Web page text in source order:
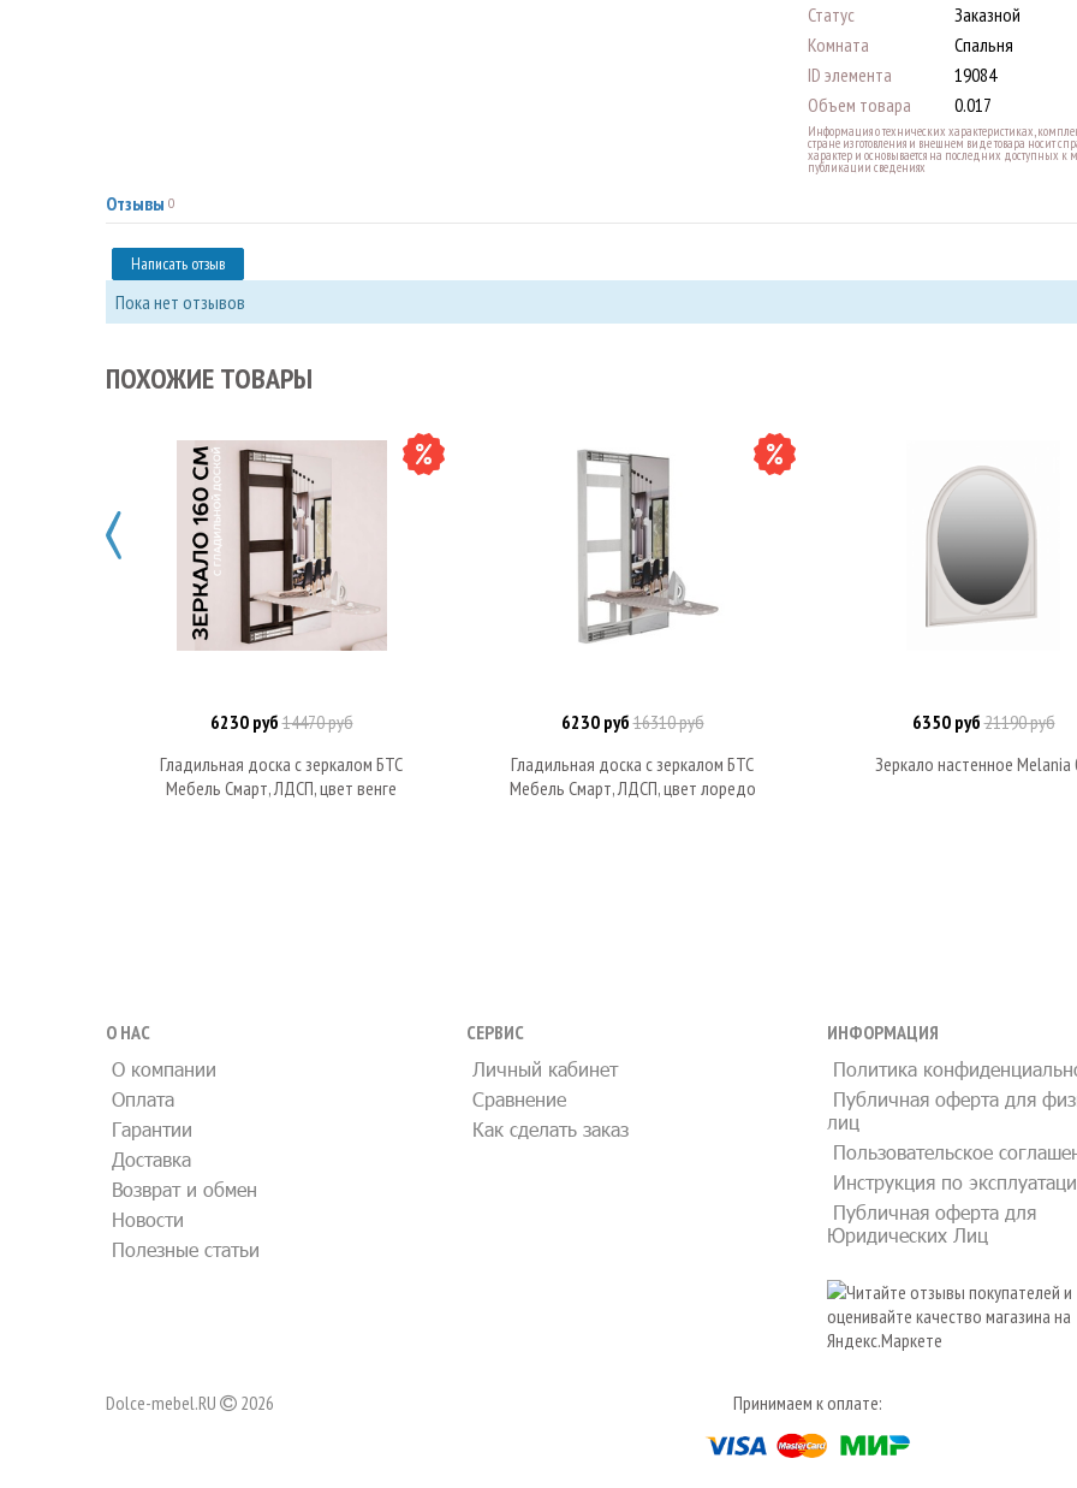
Статус
Заказной
Комната
Спальня
ID элемента
19084
Объем товара
0.017
Информация о технических характеристиках,
стране изготовления и внешнем виде товара носит
характер и основывается на последних доступных к
публикации сведениях
Отзывы 0
Написать отзыв
Пока нет отзывов
ПОХОЖИЕ ТОВАРЫ
Под заказ
6230 руб14470 руб
Гладильная доска с зеркалом БТС
Мебель Смарт, ЛДСП, цвет венге
Под заказ
6230 руб16310 руб
Гладильная доска с зеркалом БТС
Мебель Смарт, ЛДСП, цвет лоредо
Под заказ
6350 руб21190 руб
Зеркало настенное Melania
О НАС
О компании
Оплата
Гарантии
Доставка
Возврат и обмен
Новости
Полезные статьи
СЕРВИС
Личный кабинет
Сравнение
Как сделать заказ
ИНФОРМАЦИЯ
Политика
Публичная оферта для
лиц
Пользовательское
Инструкция по
Публичная оферта для
Юридических Лиц
Dolce-mebel.RU 2026 Принимаем к оплате: